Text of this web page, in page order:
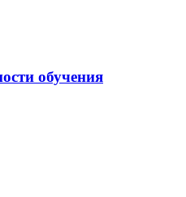
обучения